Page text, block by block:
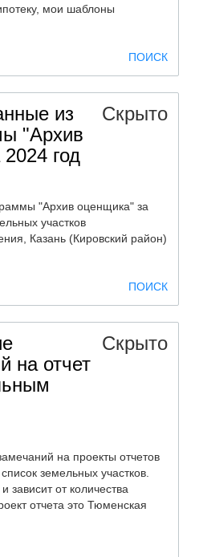
мои шаблоны
ПОИСК
из
"Архив
год
Скрыто
"Архив оценщика" за
участков
Казань (Кировский район)
ПОИСК
на отчет
Скрыто
на проекты отчетов
земельных участков.
зависит от количества
отчета это Тюменская